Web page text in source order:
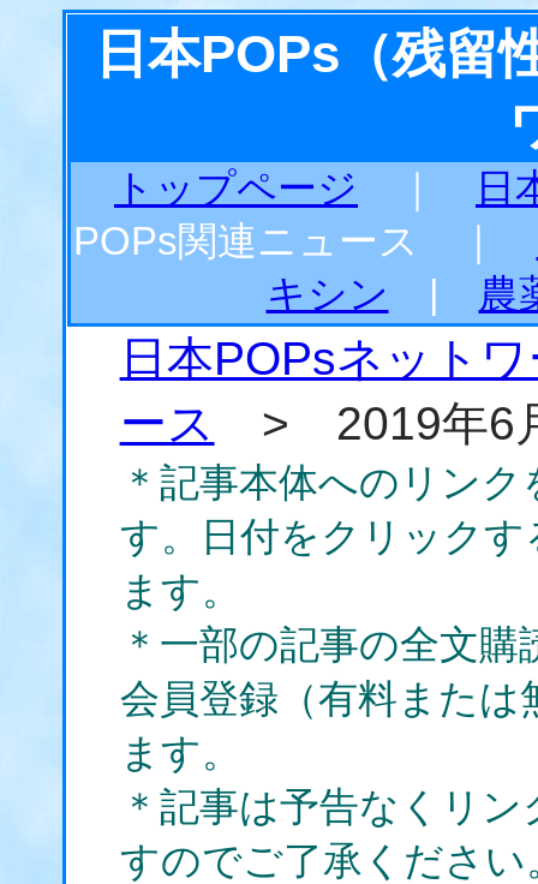
日本POPs（残留
トップページ
日
POPs関連ニュース ｜
キシン
農
日本POPsネット
ース
> 2019年6
＊記事本体へのリン
す。日付をクリック
ます。
＊一部の記事の全文
会員登録（有料また
ます。
＊記事は予告なくリ
すのでご了承ください